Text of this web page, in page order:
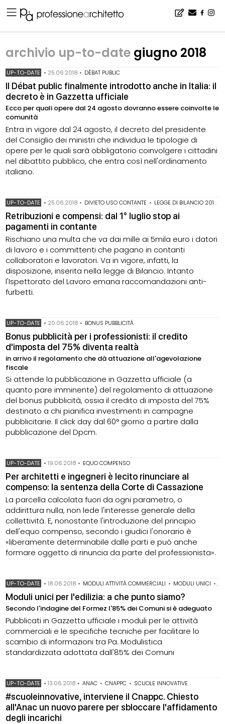
archivio up-to-date giugno 2018
UP-TO-DATE • 25.06.2018 • DÈBAT PUBLIC
Il Débat public finalmente introdotto anche in Italia: il
decreto è in Gazzetta ufficiale
Ecco per quali opere dal 24 agosto dovranno essere coinvolte le
comunità
Entra in vigore dal 24 agosto, il decreto del presidente
del Consiglio dei ministri che individua le tipologie di
opere per le quali sarà obbligatorio coinvolgere i cittadini
nel dibattito pubblico, che entra così nell'ordinamento
italiano.
UP-TO-DATE • 25.06.2018 • DIVIETO USO CONTANTE • LEGGE DI BILANCIO 2018
Retribuzioni e compensi: dal 1° luglio stop ai
pagamenti in contante
Rischiano una multa che va dai mille ai 5mila euro i datori
di lavoro e i committenti che pagano in contanti
collaboratori e lavoratori. Va in vigore, infatti, la
disposizione, inserita nella legge di Bilancio. Intanto
l'Ispettorato del Lavoro emana raccomandazioni anti-
furbetti.
UP-TO-DATE • 20.06.2018 • BONUS PUBBLICITÀ
Bonus pubblicità per i professionisti: il credito
d'imposta del 75% diventa realtà
in arrivo il regolamento che dà attuazione all'agevolazione
fiscale
Si attende la pubblicazione in Gazzetta ufficiale (a
quanto pare imminente) del regolamento di attuazione
del bonus pubblicità, ossia il credito di imposta del 75%
destinato a chi pianifica investimenti in campagne
pubblicitarie. Il click day dal 60° giorno a partire dalla
pubblicazione del Dpcm.
UP-TO-DATE •19.06.2018 • EQUO COMPENSO
Per architetti e ingegneri è lecito rinunciare al
compenso: la sentenza della Corte di Cassazione
La parcella calcolata fuori da ogni parametro, o
addirittura nulla, non lede l'interesse generale della
collettività. E, nonostante l'introduzione del principio
dell'equo compenso, secondo i giudici l'onorario è
«liberamente determinabile dalle parti e può anche
formare oggetto di rinuncia da parte del professionista».
UP-TO-DATE •18.06.2018 • MODULI ATTIVITÀ COMMERCIALI • MODULI UNICI •
Moduli unici per l'edilizia: a che punto siamo?
Secondo l'indagine del Formez l'85% dei Comuni si è adeguato
Pubblicati in Gazzetta ufficiale i moduli per le attività
commerciali e le specifiche tecniche per facilitare lo
scambio di informazioni tra Pa. Modulistica
standardizzata adottata dall'85% dei Comuni
UP-TO-DATE •13.06.2018 • ANAC • CNAPPC • SCUOLE INNOVATIVE
#scuoleinnovative, interviene il Cnappc. Chiesto
all'Anac un nuovo parere per sbloccare l'affidamento
degli incarichi